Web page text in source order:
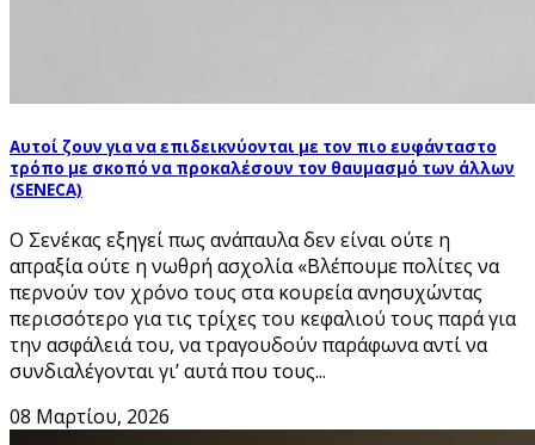
Αυτοί ζουν για να επιδεικνύονται με τον πιο ευφάνταστο
τρόπο με σκοπό να προκαλέσουν τον θαυμασμό των άλλων
(SENECA)
Ο Σενέκας εξηγεί πως ανάπαυλα δεν είναι ούτε η
απραξία ούτε η νωθρή ασχολία «Βλέπουμε πολίτες να
περνούν τον χρόνο τους στα κουρεία ανησυχώντας
περισσότερο για τις τρίχες του κεφαλιού τους παρά για
την ασφάλειά του, να τραγουδούν παράφωνα αντί να
συνδιαλέγονται γι’ αυτά που τους...
08 Μαρτίου, 2026